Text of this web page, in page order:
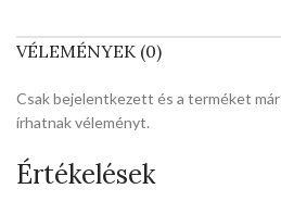
VÉLEMÉNYEK (0)
Értékelések
Csak bejelentkezett és a terméket
írhatnak véleményt.